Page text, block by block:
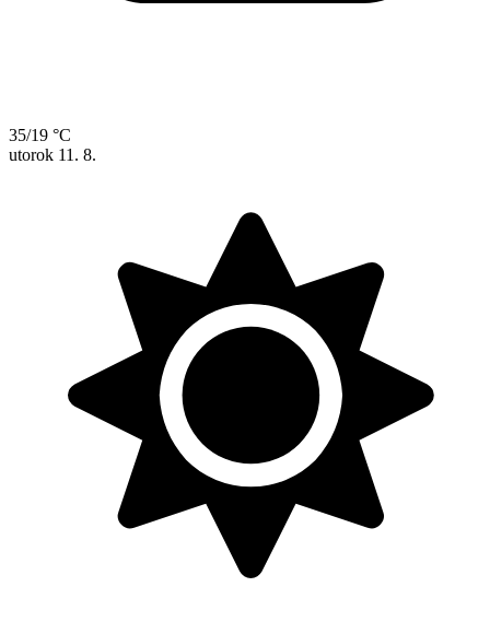
35/19 °C
utorok 11. 8.